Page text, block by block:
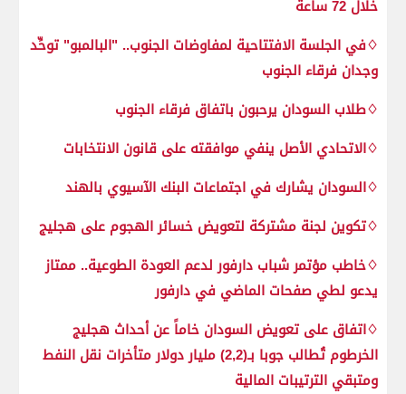
خلال 72 ساعة
♢في الجلسة الافتتاحية لمفاوضات الجنوب.. "البالمبو" توحِّد
وجدان فرقاء الجنوب
♢طلاب السودان يرحبون باتفاق فرقاء الجنوب
♢الاتحادي الأصل ينفي موافقته على قانون الانتخابات
♢السودان يشارك في اجتماعات البنك الآسيوي بالهند
♢تكوين لجنة مشتركة لتعويض خسائر الهجوم على هجليج
♢خاطب مؤتمر شباب دارفور لدعم العودة الطوعية.. ممتاز
يدعو لطي صفحات الماضي في دارفور
♢اتفاق على تعويض السودان خاماً عن أحداث هجليج
الخرطوم تُطالب جوبا بـ(2,2) مليار دولار متأخرات نقل النفط
ومتبقي الترتيبات المالية